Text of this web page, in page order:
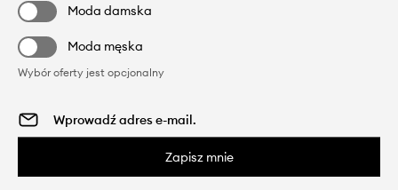
Moda damska
Moda męska
Wybór oferty jest opcjonalny
Zapisz mnie